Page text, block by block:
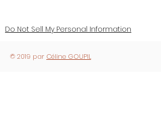
Do Not Sell My Personal Information
© 2019 par Céline GOUPIL